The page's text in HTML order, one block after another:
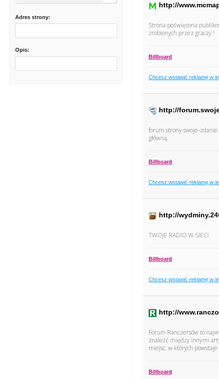
Adres strony:
Opis:
http://
Strona poświęcona
zrobionych przez graczy !
Billboard
Chcesz wstawić reklamę w
http://
forum strony swoje-
główną.
Billboard
Chcesz wstawić reklamę w
http://
TWOJE RADIO W SIECI
Billboard
Chcesz wstawić reklamę w
http://
Forum Ranczersów to
znaleźć między innymi
miejsc, w których
Billboard